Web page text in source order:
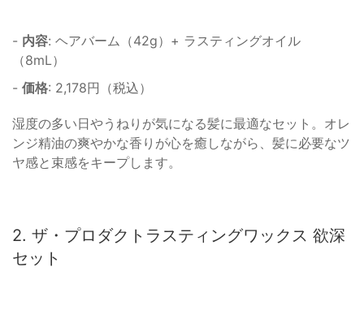
- 内容: ヘアバーム（42g）+ ラスティングオイル
（8mL）
- 価格: 2,178円（税込）
湿度の多い日やうねりが気になる髪に最適なセット。オレ
ンジ精油の爽やかな香りが心を癒しながら、髪に必要なツ
ヤ感と束感をキープします。
2. ザ・プロダクトラスティングワックス 欲深
セット